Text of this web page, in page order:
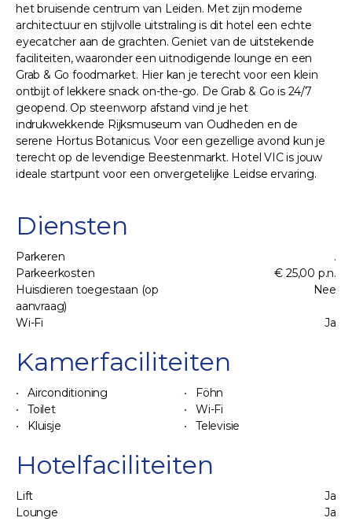
het bruisende centrum van Leiden. Met zijn moderne
architectuur en stijlvolle uitstraling is dit hotel een echte
eyecatcher aan de grachten. Geniet van de uitstekende
faciliteiten, waaronder een uitnodigende lounge en een
Grab & Go foodmarket. Hier kan je terecht voor een klein
ontbijt of lekkere snack on-the-go. De Grab & Go is 24/7
geopend. Op steenworp afstand vind je het
indrukwekkende Rijksmuseum van Oudheden en de
serene Hortus Botanicus. Voor een gezellige avond kun je
terecht op de levendige Beestenmarkt. Hotel VIC is jouw
ideale startpunt voor een onvergetelijke Leidse ervaring.
Diensten
Parkeren
.
Parkeerkosten
€ 25,00 p.n.
Huisdieren toegestaan (op
aanvraag)
Nee
Wi-Fi Ja
Kamerfaciliteiten
Airconditioning
Föhn
Toilet
Wi-Fi
Kluisje
Televisie
Hotelfaciliteiten
Lift
Ja
Lounge
Ja